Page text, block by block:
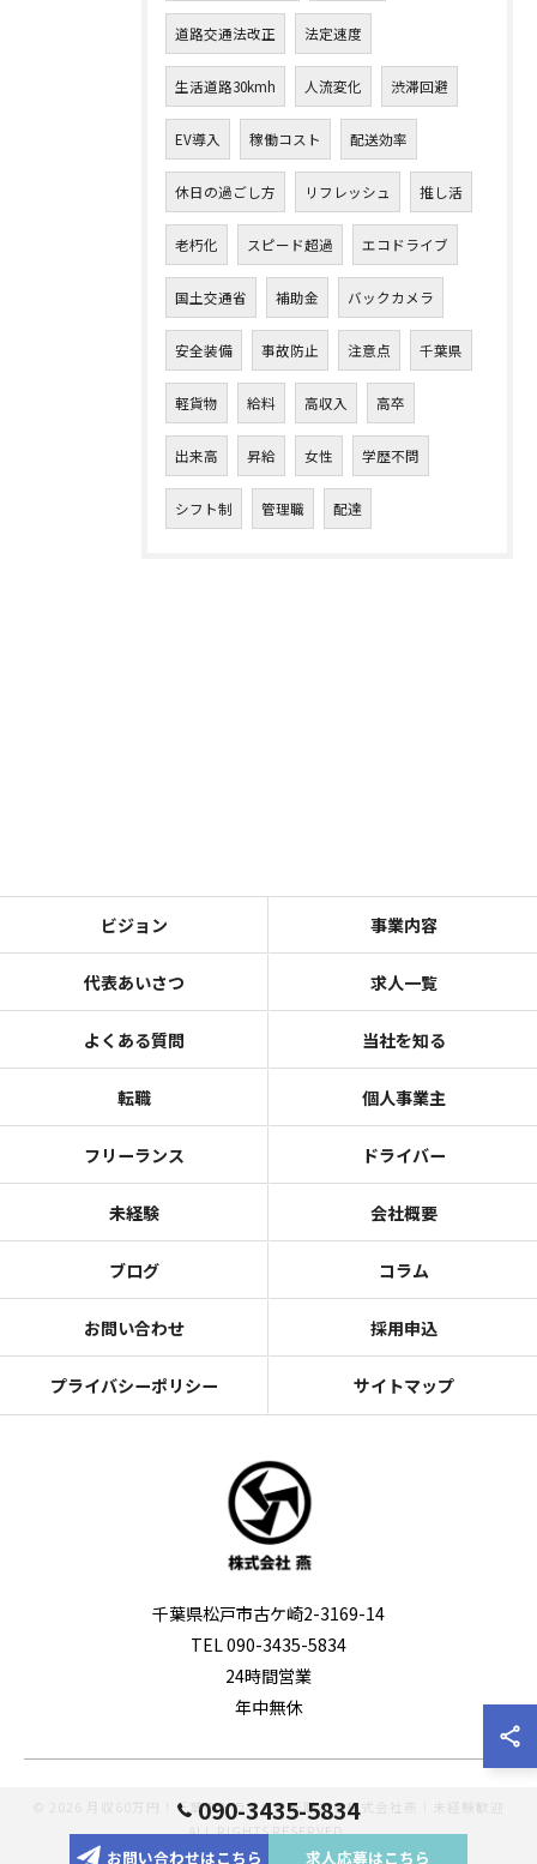
道路交通法改正 法定速度
生活道路30kmh 人流変化 渋滞回避
EV導入 稼働コスト 配送効率
休日の過ごし方 リフレッシュ 推し活
老朽化 スピード超過 エコドライブ
国土交通省 補助金 バックカメラ
安全装備 事故防止 注意点 千葉県
軽貨物 給料 高収入 高卒
出来高 昇給 女性 学歴不問
シフト制 管理職 配達
090-3435-5834
お問い合わせはこちら 求人応募はこちら
ビジョン 事業内容
代表あいさつ 求人一覧
よくある質問 当社を知る
転職 個人事業主
フリーランス ドライバー
未経験 会社概要
ブログ コラム
お問い合わせ 採用申込
プライバシーポリシー サイトマップ
千葉県松戸市古ケ崎2-3169-14
TEL 090-3435-5834
24時間営業
年中無休
© 2026 月収60万円！千葉のドライバー転職なら株式会社燕｜未経験歓迎
ALL RIGHTS RESERVED.